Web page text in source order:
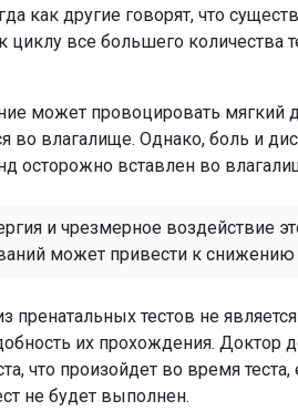
как другие говорят, что
циклу все большего
может провоцировать мягкий
во влагалище. Однако, боль и
осторожно вставлен во
и чрезмерное воздействие
может привести к
пренатальных тестов не
их прохождения. Доктор
что произойдет во время
не будет выполнен.